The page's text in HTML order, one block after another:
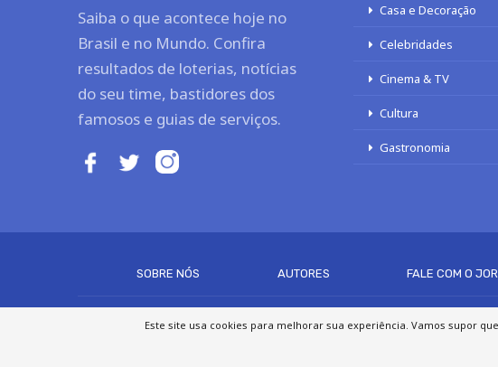
Saiba o que acontece hoje no
Brasil e no Mundo. Confira
resultados de loterias, notícias
do seu time, bastidores dos
famosos e guias de serviços.
Casa e Decoração
Celebridades
Cinema & TV
Cultura
Gastronomia
SOBRE NÓS AUTORES FALE COM O
Este site usa cookies para melhorar sua experiência. Vamos supor